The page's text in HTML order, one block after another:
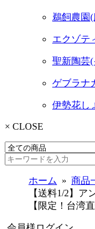
鵜飼農園
エクゾテ
聖新陶芸
ゲブラナ
伊勢花し
× CLOSE
ホーム
商品
【送料1/2】
【限定！台湾